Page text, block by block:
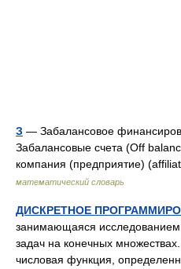
З — Забалансовое
Забалансовые счета (Оff
компания (предприятие)
математический словарь
ДИСКРЕТНОЕ
занимающаяся
задач на конечных
числовая функция,